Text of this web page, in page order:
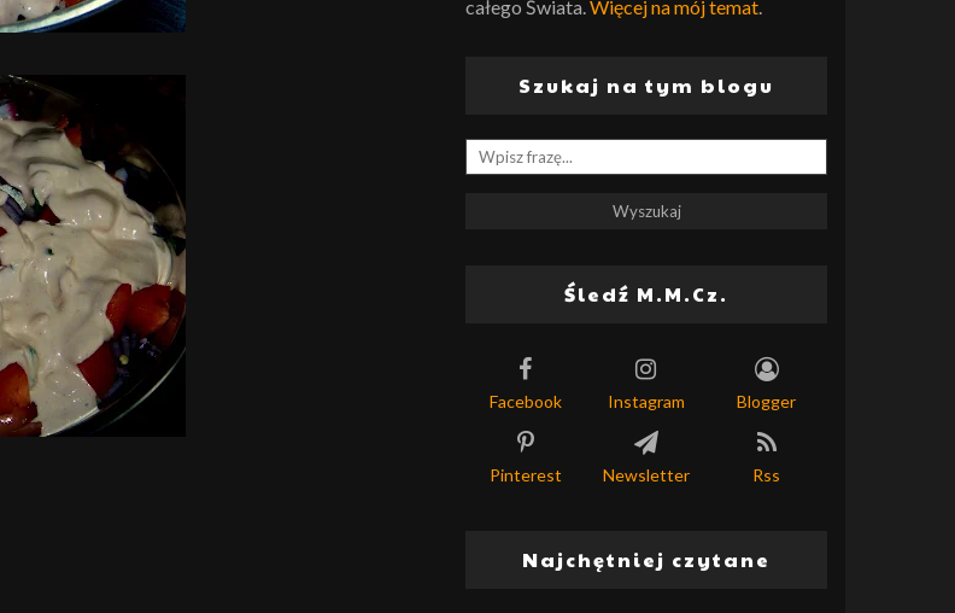
całego Świata.Więcej na mój temat.
Szukaj na tym blogu
Śledź M.M.Cz.
Facebook Instagram Blogger
Pinterest Newsletter Rss
Najchętniej czytane